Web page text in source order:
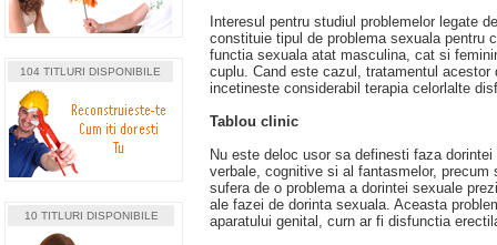
104 TITLURI DISPONIBILE
10 TITLURI DISPONIBILE
Interesul pentru studiul problemelor legate
constituie tipul de problema sexuala pentru
functia sexuala atat masculina, cat si
cuplu. Cand este cazul, tratamentul
incetineste considerabil terapia celorlalte
Tablou clinic
Nu este deloc usor sa definesti faza
verbale, cognitive si al fantasmelor,
sufera de o problema a dorintei sexuale
ale fazei de dorinta sexuala. Aceasta
aparatului genital, curn ar fi disfunctia